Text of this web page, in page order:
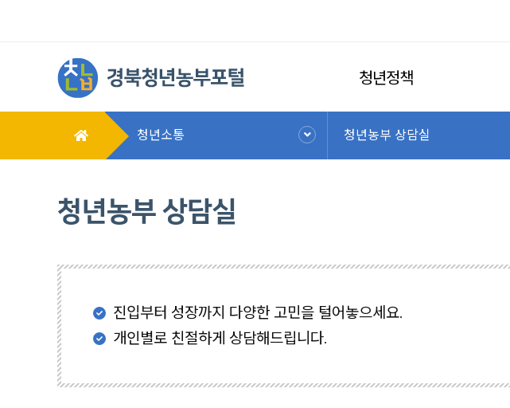
청년정책
청년소통 청년농부 상담실
청년농부 상담실
진입부터 성장까지 다양한 고민을 털어놓으세요.
개인별로 친절하게 상담해드립니다.